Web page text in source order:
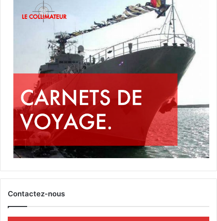
Contactez-nous